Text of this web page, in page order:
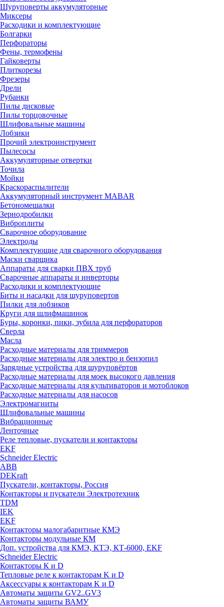
Шуруповерты аккумуляторные
Миксеры
Расходики и комплектующие
Болгарки
Перфораторы
Фены, термофены
Гайковерты
Плиткорезы
Фрезеры
Дрели
Рубанки
Пилы дисковые
Пилы торцовочные
Шлифовальные машины
Лобзики
Прочий электроинструмент
Пылесосы
Аккумуляторные отвертки
Точила
Мойки
Краскораспылители
Аккумуляторный инструмент MABAR
Бетономешалки
Зернодробилки
Виброплиты
Сварочное оборудование
Электроды
Комплектующие для сварочного оборудования
Маски сварщика
Аппараты для сварки ПВХ труб
Сварочные аппараты и инверторы
Расходики и комплектующие
Биты и насадки для шуруповертов
Пилки для лобзиков
Круги для шлифмашинок
Буры, коронки, пики, зубила для перфораторов
Сверла
Масла
Расходные материалы для триммеров
Расходные материалы для электро и бензопил
Зарядные устройства для шуруповёртов
Расходные материалы для моек высокого давления
Расходные материалы для культиваторов и мотоблоков
Расходные материалы для насосов
Электромагниты
Шлифовальные машины
Вибрационные
Ленточные
Реле тепловые, пускатели и контакторы
EKF
Schneider Electric
ABB
DEKraft
Пускатели, контакторы, Россия
Контакторы и пускатели Электротехник
TDM
IEK
EKF
Контакторы малогабаритные КМЭ
Контакторы модульные КМ
Доп. устройства для КМЭ, КТЭ, КТ-6000, EKF
Schneider Electric
Контакторы К и D
Тепловые реле к контакторам K и D
Аксессуары к контакторам K и D
Автоматы защиты GV2..GV3
Автоматы защиты ВАМУ